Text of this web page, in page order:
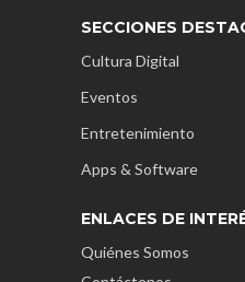
SECCIONES
Cultura Digital
Eventos
Entretenimiento
Apps & Software
ENLACES DE
Quiénes Somos